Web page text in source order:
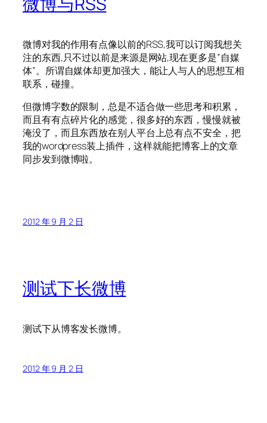
微博对我的作用有点像以前的RSS,我可以订阅我想关
注的东西,只不过以前是来源是网站,现在更多是”自媒
体”。所谓自媒体却更加强大，能让人与人的思想互相
联系，碰撞。
但微博字数的限制，总是不适合做一些思考和积累，
而且有有点碎片化的感觉，很多好的东西，慢慢就被
淹没了，而且东西放在别人平台上总有点不安全，把
我的wordpress装上插件，这样就能把博客上的文章
同步发到微博啦。
2012 年 9 月 2 日
测试下长微博
测试下从博客发长微博。
2012 年 9 月 2 日